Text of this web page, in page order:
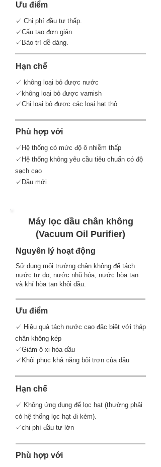
Ưu điểm
✓ Chi phí đầu tư thấp.
✓Cấu tạo đơn giản.
✓Bảo trì dễ dàng.
Hạn chế
✓ không loại bỏ được nước
✓không loại bỏ được varnish
✓Chỉ loại bỏ được các loại hạt thô
Phù hợp với
✓Hệ thống có mức độ ô nhiễm thấp
✓Hệ thống không yêu cầu tiêu chuẩn có độ
sạch cao
✓Dầu mới
Máy lọc dầu chân không
(Vacuum Oil Purifier)
Nguyên lý hoạt động
Sử dụng môi trường chân không để tách
nước tự do, nước nhũ hóa, nước hòa tan
và khí hòa tan khỏi dầu.
Ưu điểm
✓ Hiệu quả tách nước cao đặc biệt với tháp
chân không kép
✓Giảm ô xi hóa dầu
✓Khôi phục khả năng bôi trơn của dầu
Hạn chế
✓ Không ứng dụng để lọc hạt (thường phải
có hệ thống lọc hạt đi kèm).
✓chi phí đầu tư lớn
Phù hợp với